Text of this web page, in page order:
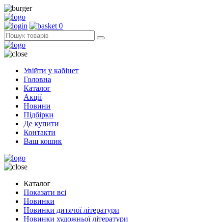
0
Увійти у кабінет
Головна
Каталог
Акції
Новини
Підбірки
Де купити
Контакти
Ваш кошик
Каталог
Показати всі
Новинки
Новинки дитячої літератури
Новинки художньої літератури